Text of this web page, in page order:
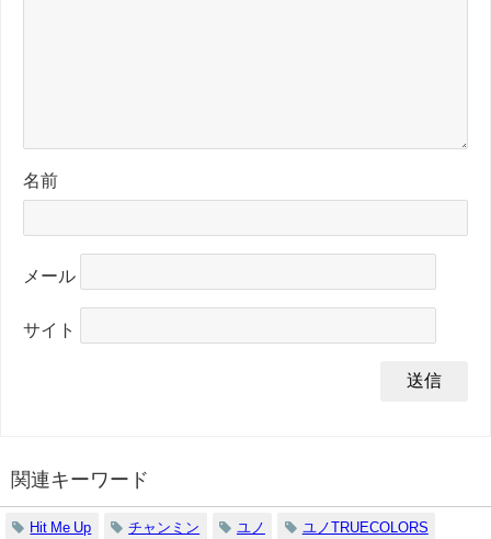
名前
メール
サイト
関連キーワード
Hit Me Up チャンミン ユノ ユノTRUECOLORS